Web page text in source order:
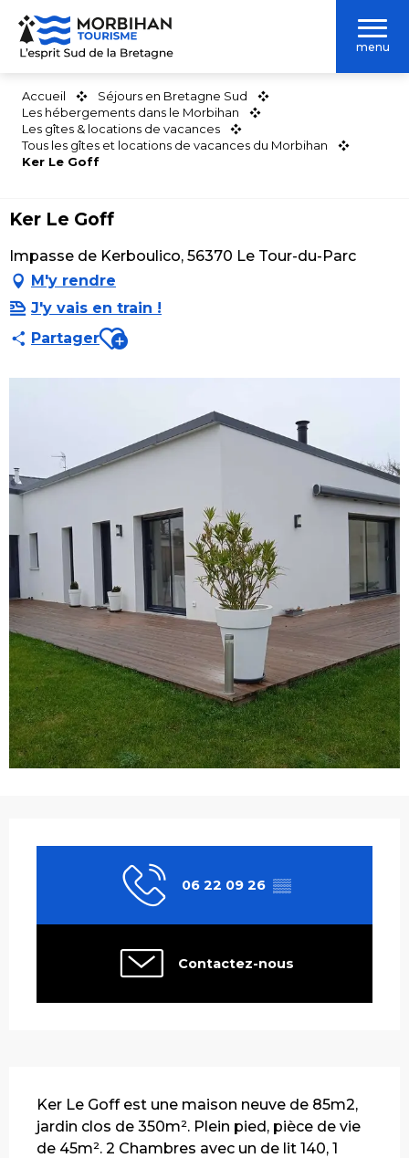
Aller
contenu
menu
Accueil
Séjours en Bretagne Sud
Les hébergements dans le Morbihan
Les gîtes & locations de vacances
Tous les gîtes et locations de vacances du Morbihan
Ker Le Goff
Ker Le Goff
Impasse de Kerboulico, 56370 Le Tour-du-Parc
M'y rendre
J'y vais en train !
PartagerAjouter aux favoris
06 22 09 26 ▒▒
Contactez-nous
Ker Le Goff est une maison neuve de 85m2,
jardin clos de 350m². Plein pied, pièce de vie
de 45m². 2 Chambres avec un de lit 140, 1